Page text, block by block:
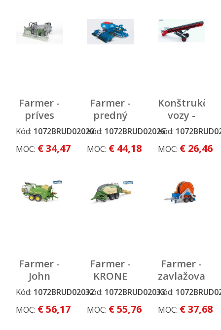
1:16
Farmer -
príves
cisterna s
Kód: 1072BRUD02020
MOC: € 34,47
Farmer -
predný
nástavec
Kód: 1072BRUD02026
MOC: € 44,18
Konštrukčné
vozy -
dopravný
Kód:
MOC: € 26,46
Farmer -
John
Deere
Kód: 1072BRUD02032
MOC: € 56,17
Farmer -
KRONE
balíkovač
balíkmi
Kód: 1072BRUD02033
MOC: € 55,76
Farmer -
zavlažovací
príves
Kód:
MOC: € 37,68